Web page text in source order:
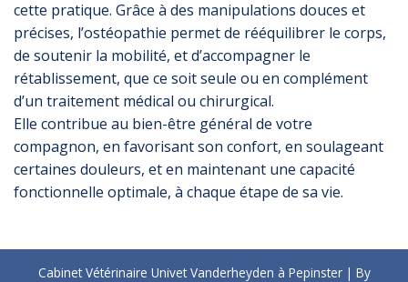
cette pratique. Grâce à des manipulations douces et
précises, l’ostéopathie permet de rééquilibrer le corps,
de soutenir la mobilité, et d’accompagner le
rétablissement, que ce soit seule ou en complément
d’un traitement médical ou chirurgical.
Elle contribue au bien-être général de votre
compagnon, en favorisant son confort, en soulageant
certaines douleurs, et en maintenant une capacité
fonctionnelle optimale, à chaque étape de sa vie.
Cabinet Vétérinaire Univet Vanderheyden à Pepinster | By